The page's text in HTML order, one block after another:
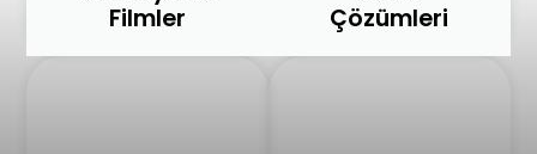
Filmler
Çözümleri